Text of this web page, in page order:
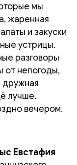
мы
жаренная
и закуски
устрицы.
разговоры
от непогоды,
дружная
лучше.
вечером.
Евстафия